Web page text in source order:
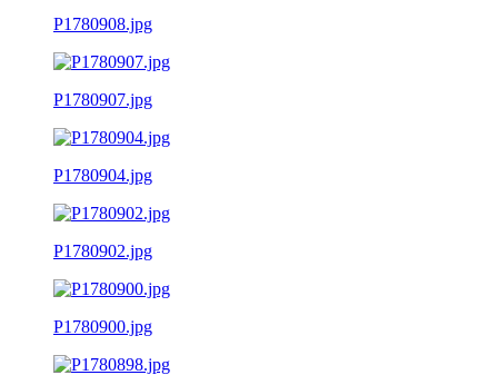
P1780908.jpg
P1780907.jpg
P1780904.jpg
P1780902.jpg
P1780900.jpg